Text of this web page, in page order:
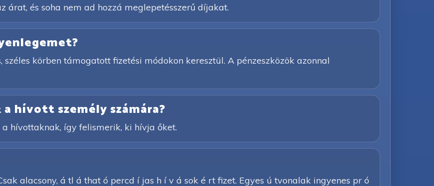
árat, és soha nem ad hozzá meglepetésszerű díjakat.
körben támogatott fizetési módokon keresztül. A pénzeszközök azonnal
hívott személy számára?
hívottaknak, így felismerik, ki hívja őket.
alacsony, á tl á that ó percd í jas h í v á sok é rt fizet. Egyes ú tvonalak ingyenes pr ó